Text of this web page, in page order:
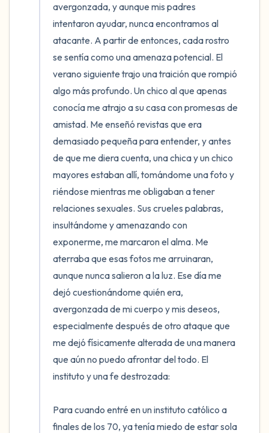
avergonzada, y aunque mis padres
intentaron ayudar, nunca encontramos al
atacante. A partir de entonces, cada rostro
se sentía como una amenaza potencial. El
verano siguiente trajo una traición que rompió
algo más profundo. Un chico al que apenas
conocía me atrajo a su casa con promesas de
amistad. Me enseñó revistas que era
demasiado pequeña para entender, y antes
de que me diera cuenta, una chica y un chico
mayores estaban allí, tomándome una foto y
riéndose mientras me obligaban a tener
relaciones sexuales. Sus crueles palabras,
insultándome y amenazando con
exponerme, me marcaron el alma. Me
aterraba que esas fotos me arruinaran,
aunque nunca salieron a la luz. Ese día me
dejó cuestionándome quién era,
avergonzada de mi cuerpo y mis deseos,
especialmente después de otro ataque que
me dejó físicamente alterada de una manera
que aún no puedo afrontar del todo. El
instituto y una fe destrozada:
Para cuando entré en un instituto católico a
finales de los 70, ya tenía miedo de estar sola